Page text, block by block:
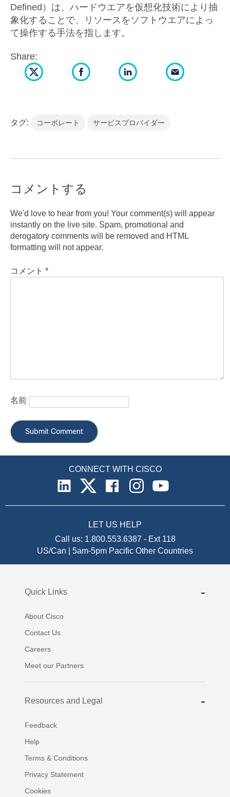
Defined）は、ハードウエアを仮想化技術により抽
象化することで、リソースをソフトウエアによっ
て操作する手法を指します。
Share:
タグ: コーポレート サービスプロバイダー
コメントする
We'd love to hear from you! Your comment(s) will appear
instantly on the live site. Spam, promotional and
derogatory comments will be removed and HTML
formatting will not appear.
コメント *
名前
CONNECT WITH CISCO
LET US HELP
Call us: 1.800.553.6387 - Ext 118
US/Can | 5am-5pm Pacific Other Countries